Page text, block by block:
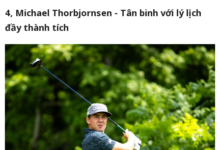
4, Michael Thorbjornsen - Tân binh với lý lịch
đầy thành tích